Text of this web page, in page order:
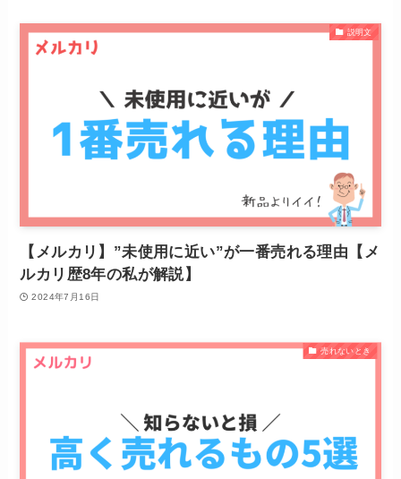
説明文
【メルカリ】”未使用に近い”が一番売れる理由【メ
ルカリ歴8年の私が解説】
2024年7月16日
売れないとき